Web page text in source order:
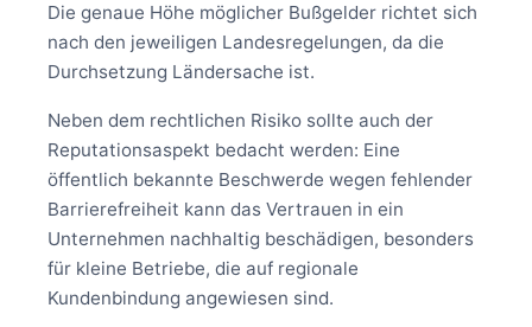
Die genaue Höhe möglicher Bußgelder richtet sich
nach den jeweiligen Landesregelungen, da die
Durchsetzung Ländersache ist.
Neben dem rechtlichen Risiko sollte auch der
Reputationsaspekt bedacht werden: Eine
öffentlich bekannte Beschwerde wegen fehlender
Barrierefreiheit kann das Vertrauen in ein
Unternehmen nachhaltig beschädigen, besonders
für kleine Betriebe, die auf regionale
Kundenbindung angewiesen sind.